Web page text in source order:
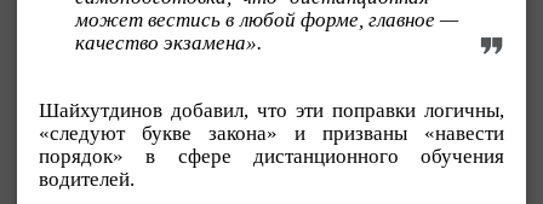
может вестись в любой форме, главное —
качество экзамена».
Шайхутдинов добавил, что эти поправки логичны,
«следуют букве закона» и призваны «навести
порядок» в сфере дистанционного обучения
водителей.